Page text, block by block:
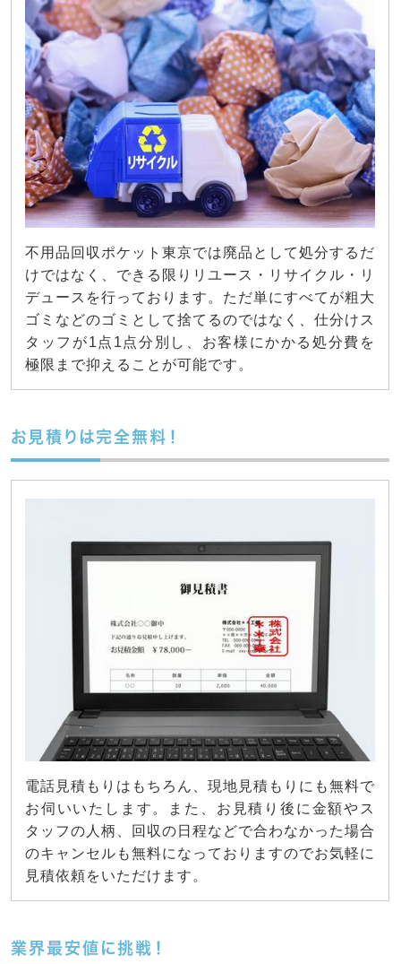
不用品回収ポケット東京では廃品として処分するだ
けではなく、できる限りリユース・リサイクル・リ
デュースを行っております。ただ単にすべてが粗大
ゴミなどのゴミとして捨てるのではなく、仕分けス
タッフが1点1点分別し、お客様にかかる処分費を
極限まで抑えることが可能です。
お見積りは完全無料！
電話見積もりはもちろん、現地見積もりにも無料で
お伺いいたします。また、お見積り後に金額やス
タッフの人柄、回収の日程などで合わなかった場合
のキャンセルも無料になっておりますのでお気軽に
見積依頼をいただけます。
業界最安値に挑戦！